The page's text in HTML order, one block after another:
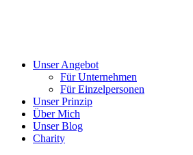
Unser Angebot
Für Unternehmen
Für Einzelpersonen
Unser Prinzip
Über Mich
Unser Blog
Charity